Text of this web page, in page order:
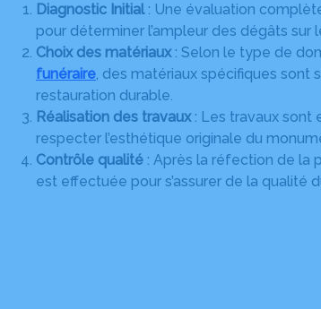
Diagnostic Initial: Une évaluation
pour déterminer l’ampleur des dégâts sur
Choix des matériaux: Selon le type de
funéraire, des matériaux spécifiques sont
restauration durable.
Réalisation des travaux: Les travaux sont
respecter l’esthétique originale du
Contrôle qualité : Après la réfection de la
est effectuée pour s’assurer de la qualité